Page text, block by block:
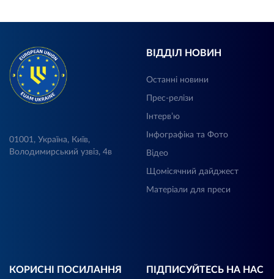
01001, Україна, Київ,
Володимирський узвіз, 4в
ВІДДІЛ НОВИН
Останні новини
Прес-релізи
Інтерв’ю
Інфографіка та Фото
Відео
Щомісячний дайджест
Матеріали для преси
КОРИСНІ ПОСИЛАННЯ ПІДПИСУЙТЕСЬ НА НАС